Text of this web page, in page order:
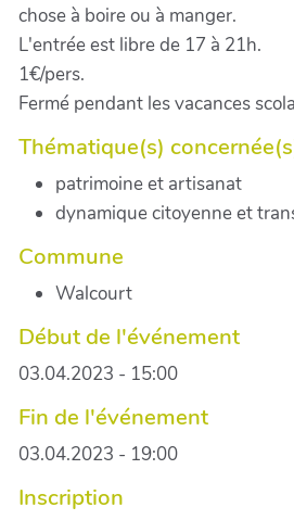
chose à boire ou à manger.
L'entrée est libre de 17 à 21h.
1€/pers.
Fermé pendant les vacances
Thématique(s)
patrimoine et artisanat
dynamique citoyenne et
Commune
Walcourt
Début de l'événement
03.04.2023 - 15:00
Fin de l'événement
03.04.2023 - 19:00
Inscription